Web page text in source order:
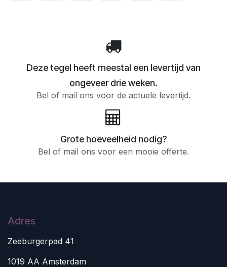
Deze tegel heeft meestal een levertijd van
ongeveer drie weken.
Bel of mail ons voor de actuele levertijd.
Grote hoeveelheid nodig?
Bel of mail ons voor een mooie offerte.
Adres
Zeeburgerpad 41
1019 AA Amsterdam